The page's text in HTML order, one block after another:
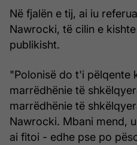
Në fjalën e tij, ai iu
Nawrocki, të cilin e
publikisht.
"Polonisë do t'i pëlqente
marrëdhënie të
marrëdhënie të
Nawrocki. Mbani mend,
ai fitoi - edhe pse po